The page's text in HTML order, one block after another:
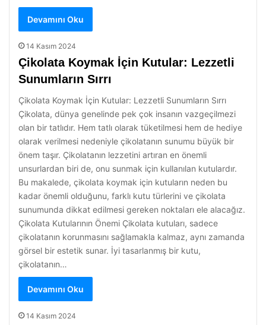
Devamını Oku
14 Kasım 2024
Çikolata Koymak İçin Kutular: Lezzetli
Sunumların Sırrı
Çikolata Koymak İçin Kutular: Lezzetli Sunumların Sırrı
Çikolata, dünya genelinde pek çok insanın vazgeçilmezi
olan bir tatlıdır. Hem tatlı olarak tüketilmesi hem de hediye
olarak verilmesi nedeniyle çikolatanın sunumu büyük bir
önem taşır. Çikolatanın lezzetini artıran en önemli
unsurlardan biri de, onu sunmak için kullanılan kutulardır.
Bu makalede, çikolata koymak için kutuların neden bu
kadar önemli olduğunu, farklı kutu türlerini ve çikolata
sunumunda dikkat edilmesi gereken noktaları ele alacağız.
Çikolata Kutularının Önemi Çikolata kutuları, sadece
çikolatanın korunmasını sağlamakla kalmaz, aynı zamanda
görsel bir estetik sunar. İyi tasarlanmış bir kutu,
çikolatanın…
Devamını Oku
14 Kasım 2024